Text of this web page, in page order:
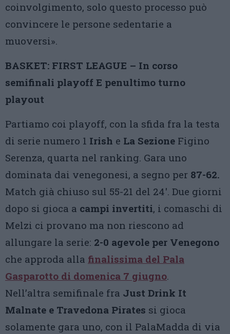
coinvolgimento, solo questo processo può
convincere le persone sedentarie a
muoversi».
BASKET: FIRST LEAGUE – In corso
semifinali playoff E penultimo turno
playout
Partiamo coi playoff, con la sfida fra la testa
di serie numero 1 Irish e La Sezione Figino
Serenza, quarta nel ranking. Gara uno
dominata dai venegonesi, a segno per 87-62.
Match già chiuso sul 55-21 del 24′. Due giorni
dopo si gioca a campi invertiti, i comaschi di
Melzi ci provano ma non riescono ad
allungare la serie: 2-0 agevole per Venegono
che approda alla finalissima del Pala
Gasparotto di domenica 7 giugno.
Nell’altra semifinale fra Just Drink It
Malnate e Travedona Pirates si gioca
solamente gara uno, con il PalaMadda di via